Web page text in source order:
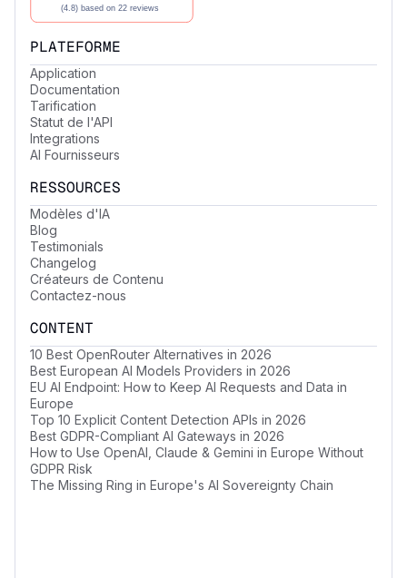
PLATEFORME
Application
Documentation
Tarification
Statut de l'API
Integrations
AI Fournisseurs
RESSOURCES
Modèles d'IA
Blog
Testimonials
Changelog
Créateurs de Contenu
Contactez-nous
CONTENT
10 Best OpenRouter Alternatives in 2026
Best European AI Models Providers in 2026
EU AI Endpoint: How to Keep AI Requests and Data in
Europe
Top 10 Explicit Content Detection APIs in 2026
Best GDPR-Compliant AI Gateways in 2026
How to Use OpenAI, Claude & Gemini in Europe Without
GDPR Risk
The Missing Ring in Europe's AI Sovereignty Chain